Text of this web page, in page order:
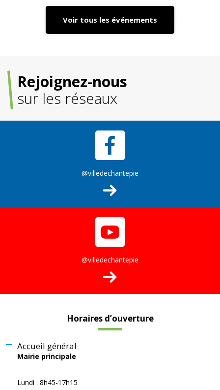
Voir tous les événements
Rejoignez-nous
sur les réseaux
@villedechantepie
@villedechantepie
Horaires d’ouverture
Accueil général
Mairie principale
Lundi : 8h45-17h15